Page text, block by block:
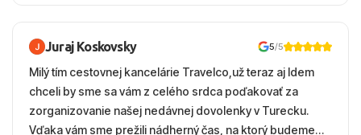
Juraj Koskovsky 5/5
Milý tím cestovnej kancelárie Travelco,už teraz aj Idem
chceli by sme sa vám z celého srdca poďakovať za
zorganizovanie našej nedávnej dovolenky v Turecku.
Vďaka vám sme prežili nádherný čas, na ktorý budeme